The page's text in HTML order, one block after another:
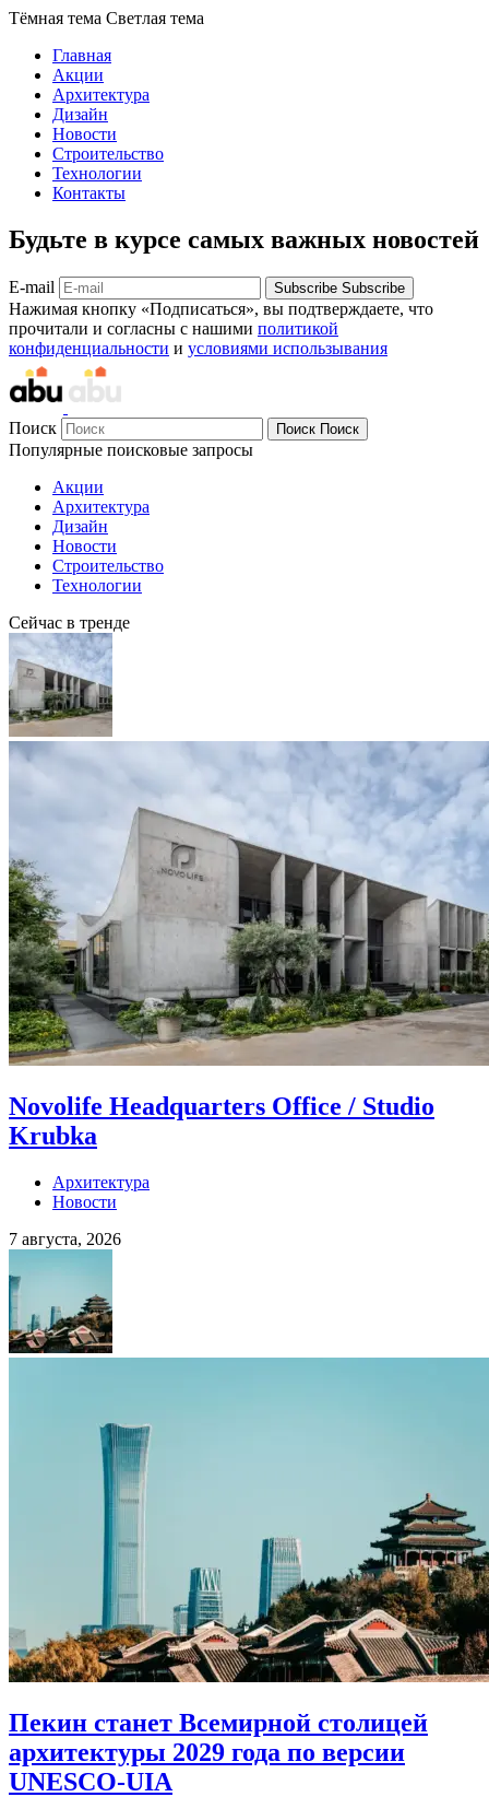
Тёмная тема Светлая тема
Главная
Акции
Архитектура
Дизайн
Новости
Строительство
Технологии
Контакты
Будьте в курсе самых важных новостей
E-mail Subscribe Subscribe
Нажимая кнопку «Подписаться», вы подтверждаете, что
прочитали и согласны с нашими политикой
конфиденциальности и условиями использывания
Поиск Поиск Поиск
Популярные поисковые запросы
Акции
Архитектура
Дизайн
Новости
Строительство
Технологии
Сейчас в тренде
Novolife Headquarters Office / Studio
Krubka
Архитектура
Новости
7 августа, 2026
Пекин станет Всемирной столицей
архитектуры 2029 года по версии
UNESCO-UIA